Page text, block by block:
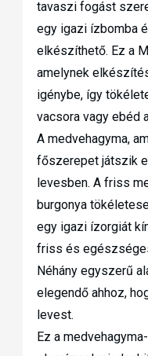
tavaszi fogást
egy igazi ízbomba
elkészíthető. Ez a
amelynek
igénybe, így
vacsora vagy ebéd
A medvehagyma,
főszerepet játszik
levesben. A friss
burgonya
egy igazi ízorgiát
friss és
Néhány egyszerű
elegendő ahhoz,
levest.
Ez a